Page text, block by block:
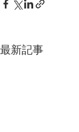
最新記事